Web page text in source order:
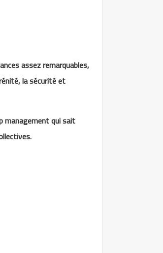
assez remarquables,
la sécurité et
management qui sait